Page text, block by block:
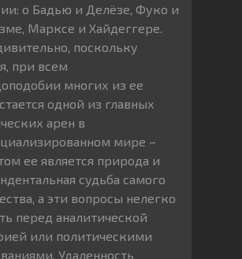
о Бадью и Делёзе, Фуко и
Марксе и Хайдеггере.
поскольку
при всем
многих из ее
одной из главных
арен в
мире –
ее является природа и
судьба самого
а эти вопросы нелегко
перед аналитической
или политическими
Удаленность